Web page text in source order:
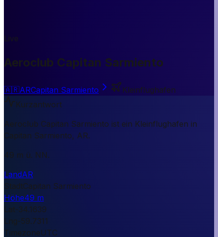
Live
Aeroclub Capitan Sarmiento
🇦🇷ARCapitan Sarmiento
Kleinflughafen
Kurzantwort
Aeroclub Capitan Sarmiento ist ein Kleinflughafen in
Capitan Sarmiento, AR.
49 m ü. NN.
LandAR
StadtCapitan Sarmiento
Höhe49 m
Lat-34.1639
Lng-59.7311
TimezoneUTC